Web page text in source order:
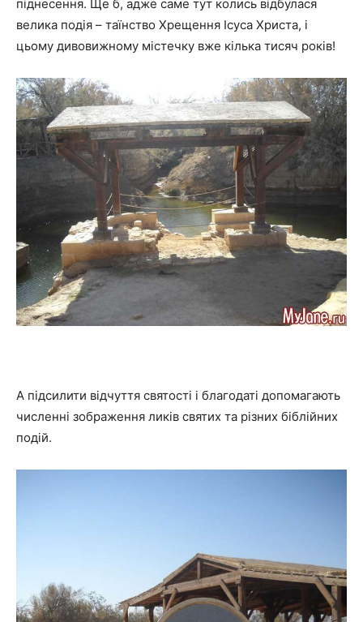
піднесення. Ще б, адже саме тут колись відбулася
велика подія – таїнство Хрещення Ісуса Христа, і
цьому дивовижному містечку вже кілька тисяч років!
А підсилити відчуття святості і благодаті допомагають
численні зображення ликів святих та різних біблійних
подій.